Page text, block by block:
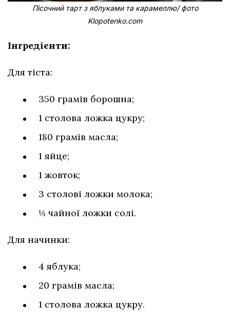
Пісочний тарт з яблуками та карамеллю/ фото
Klopotenko.com
Інгредієнти:
Для тіста:
350 грамів борошна;
1 столова ложка цукру;
180 грамів масла;
1 яйце;
1 жовток;
3 столові ложки молока;
⅓ чайної ложки солі.
Для начинки:
4 яблука;
20 грамів масла;
1 столова ложка цукру.